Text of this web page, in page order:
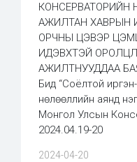
КОНСЕРВАТОРИЙН
АЖИЛТАН ХАВРЫН
ОРЧНЫ ЦЭВЭР
ИДЭВХТЭЙ
АЖИЛТНУУДДАА
Бид “Соёлтой
нөлөөллийн аянд
Монгол Улсын
2024.04.19-20
2024-04-20